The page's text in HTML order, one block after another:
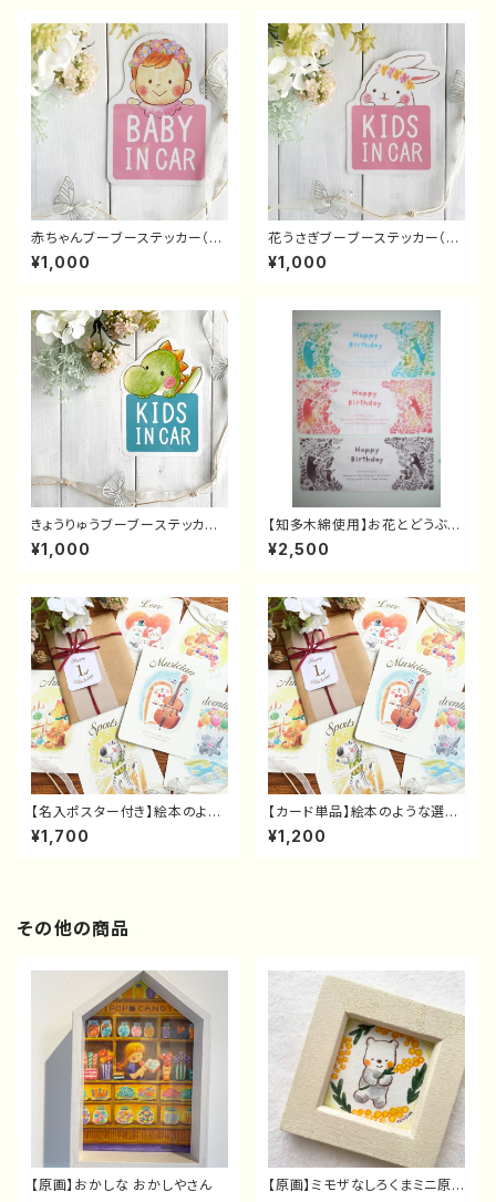
赤ちゃんブーブーステッカー（花
冠赤ちゃん）
¥1,000
花うさぎブーブーステッカー（も
も色）
¥1,000
きょうりゅうブーブーステッカー
（そら色）
¥1,000
【知多木綿使用】お花とどうぶつ
たちのてぬぐいバースデータペ
ストリー
¥2,500
【名入ポスター付き】絵本のよう
な選び取りカード
¥1,700
【カード単品】絵本のような選び
取りカード
¥1,200
その他の商品
【原画】おかしな おかしやさん
【原画】ミモザなしろくまミニ原